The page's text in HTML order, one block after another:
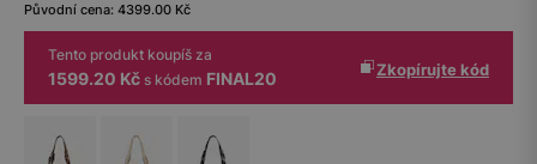
Původní cena: 4399.00 Kč
Tento produkt koupíš za
1599.20 Kč s kódem FINAL20 Zkopírujte kód